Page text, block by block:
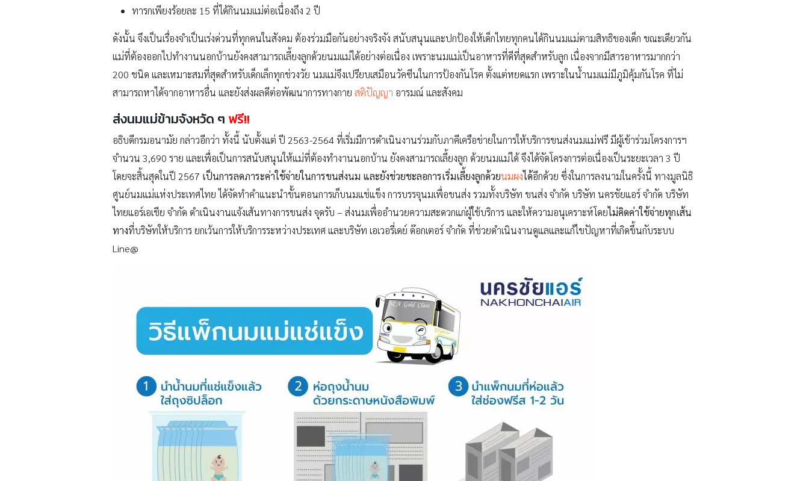
ทารกเพียงร้อยละ 15 ที่ได้กินนมแม่ต่อเนื่องถึง 2 ปี
ดังนั้น จึงเป็นเรื่องจำเป็นเร่งด่วนที่ทุกคนในสังคม ต้องร่วมมือกันอย่างจริงจัง สนับสนุนและปกป้องให้เด็กไทยทุกคนได้กินนมแม่ตามสิทธิของเด็ก ขณะเดียวกัน
แม่ที่ต้องออกไปทำงานนอกบ้านยังคงสามารถเลี้ยงลูกด้วยนมแม่ได้อย่างต่อเนื่อง เพราะนมแม่เป็นอาหารที่ดีที่สุดสำหรับลูก เนื่องจากมีสารอาหารมากกว่า
200 ชนิด และเหมาะสมที่สุดสำหรับเด็กเล็กทุกช่วงวัย นมแม่จึงเปรียบเสมือนวัคซีนในการป้องกันโรค ตั้งแต่หยดแรก เพราะในน้ำนมแม่มีภูมิคุ้มกันโรค ที่ไม่
สามารถหาได้จากอาหารอื่น และยังส่งผลดีต่อพัฒนาการทางกาย สติปัญญา อารมณ์ และสังคม
ส่งนมแม่ข้ามจังหวัด ๆ ฟรี!!
อธิบดีกรมอนามัย กล่าวอีกว่า ทั้งนี้ นับตั้งแต่ ปี 2563-2564 ที่เริ่มมีการดำเนินงานร่วมกับภาคีเครือข่ายในการให้บริการขนส่งนมแม่ฟรี มีผู้เข้าร่วมโครงการฯ
จำนวน 3,690 ราย และเพื่อเป็นการสนับสนุนให้แม่ที่ต้องทำงานนอกบ้าน ยังคงสามารถเลี้ยงลูก ด้วยนมแม่ได้ จึงได้จัดโครงการต่อเนื่องเป็นระยะเวลา 3 ปี
โดยจะสิ้นสุดในปี 2567 เป็นการลดภาระค่าใช้จ่ายในการขนส่งนม และยังช่วยชะลอการเริ่มเลี้ยงลูกด้วยนมผงได้อีกด้วย ซึ่งในการลงนามในครั้งนี้ ทางมูลนิธิ
ศูนย์นมแม่แห่งประเทศไทย ได้จัดทำคำแนะนำขั้นตอนการเก็บนมแช่แข็ง การบรรจุนมเพื่อขนส่ง รวมทั้งบริษัท ขนส่ง จำกัด บริษัท นครชัยแอร์ จำกัด บริษัท
ไทยแอร์เอเชีย จำกัด ดำเนินงานแจ้งเส้นทางการขนส่ง จุดรับ – ส่งนมเพื่ออำนวยความสะดวกแก่ผู้ใช้บริการ และให้ความอนุเคราะห์โดยไม่คิดค่าใช้จ่ายทุกเส้น
ทางที่บริษัทให้บริการ ยกเว้นการให้บริการระหว่างประเทศ และบริษัท เอเวอรี่เดย์ ด๊อกเตอร์ จำกัด ที่ช่วยดำเนินงานดูแลและแก้ไขปัญหาที่เกิดขึ้นกับระบบ
Line@